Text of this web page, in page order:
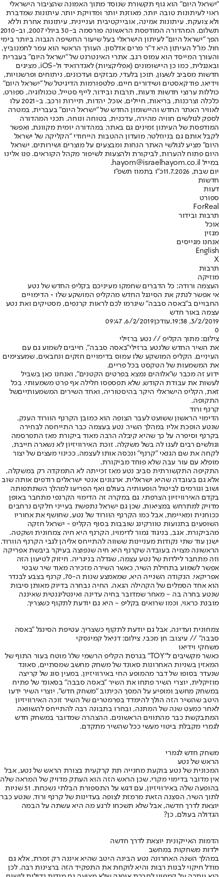
"ישראל היום" הוא גוף תקשורת שנוסד מתוך האמונה שהציבור הישראלי
ראוי לעיתונות טובה יותר, מאוזנת יותר ומדויקת יותר. עיתונות שמדברת
ולא צועקת. עיתונות אמינה, אובייקטיבית ועניינית. עיתונות אחרת וללא
תשלום. המהדורה המודפסת הראשונה פורסמה ב-30 ביולי 2007, וב-2010
הפך "ישראל היום" לעיתון הישראלי בעל שיעור החשיפה הגבוה ביותר בימי
חול. מו"ל העיתון היא ד"ר מרים אדלסון. העורך הראשי הוא עמר לחמנוביץ,
והעורך המייסד הוא עמוס רגב. אתרי האינטרנט של "ישראל היום" בעברית
ובאנגלית, כמו כן היישומונים (אפליקציות) לאנדרואיד ול-iOS, מציגים
חדשות מסביב לשעון, תוכן בלעדי, מבזקים ועדכונים, ניתוחים ופרשנויות,
וידיאו, פודקאסטים ושידורים חיים. פלטפורמות הדיגיטל של "ישראל היום"
כוללות ערוצי חדשות ודעות, תרבות ובידור, לייף סטייל, טכנולוגיה, ספורט,
כלכלה וצרכנות, בריאות, חיילים, אוכל, יהדות, תיירות ורכב. ב-2021 עלו
לאוויר האתר החדש והיישומון החדש של "ישראל היום" בעברית, במטרה
לספק לגולשים חוויה מהירה, עדכנית, בטוחה ונוחה. תכני המהדורה
המודפסת של העיתון זמינים גם באתר, במהדורה יומית מקוונת, ואפשר
לקבל אותם גם בניוזלטר. מועדון ההטבות הייחודי "הקליקה של ישראל
היום" מציע לגולשי האתר הנחות ומבצעים על מוצרים ושירותים. ישראל
היום פתוח להערות, לביקורת ולהצעות לשיפור מקהל הקוראים. פנו אלינו
במייל hayom@israelhayom.co.il.
יום שבת, 11.7.2026
כ"ו בתמוז תשפ"ו
חדשות
דעות
ספורט
ForReal
תרבות ובידור
אוכל
מגזין
אנחנו מגייסים
English
X
תרבות
מוזיקה
העצמה ורודה: כל הדברים שחמקו מעיניכם בקליפ החדש של נטע
אי אפשר לנתק את הסינגל החדש מהקליפ המושקע שלו • הדימויים
החבויים ב"באסה סבבה" שיגרמו לכם לראות קרנפים, מסטיקים ואת נטע
עצמה באור חדש
3/2/2019, 19:38
,עודכן6/2/2019, 09:47
0
צילום: מתוך הקליפ // נטע ברזילי
את השיר החדש שלנטע ברזילי"באסה סבבה", חייבים לשמוע גם עם
העיניים. הקליפ המושקע שלו עמוס בדימויים חזקים ונחבאים, שמעצימים
את המשמעות של הטקסט בכל פריים.
ידוע זה מכבר ש"אלוהים נמצא בפרטים הקטנים", ואנחנו כאן בשביל
לעשות את עבודת הקודש, שלא תפספסו חלילה אף פרט משמעותי. בכל
זאת, הקליפ הישראלי היקר בהיסטוריה, ואחד השירים המשמעותייםשל
התקופה.
קרנף ורוד
הדימוי הראשון ששועט לעבר הצופה הוא כמובן הקרנף הוורוד הענק,
שנטע הופכת אליו במהלך השיר. נטע בעצמה כבר התייחסה לבחירה
בקרנף וסיפרה על כך שהיא קיבלה הרבה מאוד ביקורת מאז התפרסמה
וגולשים רבים לעגו לה בשל משקלה. זוכת האירוויזיון לא נשארה חייבת,
לקחה את שם הגנאי "קרנף" ונכסה אותו לעצמה, ככינוי מעצים של יצור
מופלא עם עור עבה שלא פוחד מביקורת.
התקיפה התקשורתית סביב נטע מאז זכייתה לא התמקדה רק במשקלה,
אלא גם בעובדה שהיא ישראלית. ארגונים אנטי ישראלים רודפים אותה שוב
ושוב וגורמים לביטול הופעותיה בעולם ואף הפריעו למהלך השתתפותה
בקדם האירוויזיון הצרפתי. גם במקרה זה הדימוי הקרנפי מתחבר באופן
מדויק למתרחש במציאות, שכן גם ישראל נתפשת בעייני חלקים נרחבים
ככוחנית ומאיימת, אבל כמו הקרנף הוורוד של נטע, שחושף את אחוריו
השופעים בתנועות טוורקינג שובבות בסוף הקליפ - ישראל חזקה
מהביקורת. אגב, בניגוד גמור לדימויו, הקרנף היא חיה צמחונית ושקטה.
ישנן עוד שתי נקודות מעניינות ששווה להתייחס אליהן לגבי הקרנף הוורוד.
הראשונה מצויה בעובדה שקרנף היא חיה שנפוצה בעיקר ביבשת אפריקה
וזה מתחבר לילדות של נטע עצמה, שגדלה בניגריה. חיזוק לטיעון הזה
אפשר לשמוע בתחילת השיר, כאשר השירה מזכירה מאוד שיר שבטי
אפריקאי. הנקודה השנייה היא, שמאמצע שנות ה-70, קרנף בצבע לבנדר
הוא אחד הסמלים של הקהילה הגאה. החיה נבחרה בדיוק מאותן סיבות
שנטע בחרה בה - מאחר שמדובר בחיה עדינה ואינטליגנטית שאיננה
מובנת כראוי, וכמו שרואים בקליפ - היא גם יודעת לתקוף כשצריך.
צמחונית ועדינה, אבל גם יודעת לתקוף כשצריך. עטיפת הסינגל "באסה
סבבה" // עיצוב: חן מכבי, צילום: דניאל קמינסקי
משחקי וידיאו
כאשר מקשיבים ל"TOY" בגרסת הקליפ הרשמי שלו' מוטח בעור התוף של
המאזין בשניות האחרונות סאונד של משחק מחשב שמסתיים, סאונד
שנעדר בסופו של דבר מהמופע החי באירוויזיון. במעין סוג של קריצה
מוזיקלית, יוצרי השיר פתחו את השיר "באסה סבבה" בסאונד של פתיח
במשחק מחשב ומופיע על המסך הכיתוב "משחק חדש". יוצרי השיר ידעו
היטב שהשיר הזה הולך להימדד בפרמטרים של השיר זוכה האירוויזיון
לאחר כמעט שנה של המתנה, ובחרו בתבונה רבה להתייחס להשוואה
המתבקשת כבר מהתווים הראשונים. ההצהרה שמדובר במשחק חדש
לגמרי מקבלת ביטוי מעשי ככל שהשיר מתקדם.
משחק חדש לגמרי
הראש של נטע
המכונית של נטע בוקעת מחנייה תת קרקעית בצורת הראש של נטע, אבל
אין מדובר בדימוי מקרי, שכן הראש הזה הוא העתק מדויק של המראה שלה
בהופעה שלה באירוויזיון, עם דגש על התספורת הבלתי נשכחת. 51 שניות
לתוך השיר, הסצנה הזאת מרמזת לצופה בעדינות של קרנף ורוד, שנטע כבר
יוצאת לדרך חדשה, אבל שלא תשכחו לרגע מה היא עשתה על הבמה
הגדולה בעולם, כן?
הדמות האייקונית יוצאת לדרך חדשה
ילדות משחקות במחשב
במהלך השנה האחרונה נטע הבינה היטב שהיא איננה רק זמרת, אלא גם
מודל חיקוי לבנות רבות והיא לוקחת את התפקיד הזה ברצינות רבה. לכן